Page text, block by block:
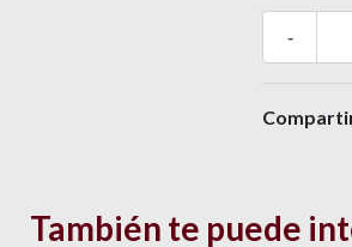
-
También te puede